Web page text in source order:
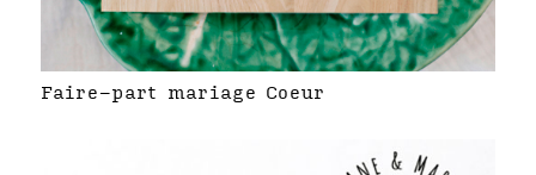
Faire-part mariage Coeur